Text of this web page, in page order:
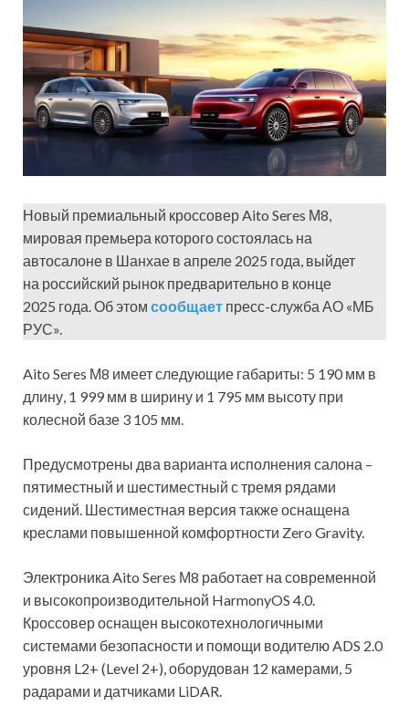
Новый премиальный кроссовер Aito Seres М8,
мировая премьера которого состоялась на
автосалоне в Шанхае в апреле 2025 года, выйдет
на российский рынок предварительно в конце
2025 года. Об этом сообщает пресс-служба АО «МБ
РУС».
Aito Seres М8 имеет следующие габариты: 5 190 мм в
длину, 1 999 мм в ширину и 1 795 мм высоту при
колесной базе 3 105 мм.
Предусмотрены два варианта исполнения салона –
пятиместный и шестиместный с тремя рядами
сидений. Шестиместная версия также оснащена
креслами повышенной комфортности Zero Gravity.
Электроника Aito Seres М8 работает на современной
и высокопроизводительной HarmonyOS 4.0.
Кроссовер оснащен высокотехнологичными
системами безопасности и помощи водителю ADS 2.0
уровня L2+ (Level 2+), оборудован 12 камерами, 5
радарами и датчиками LiDAR.